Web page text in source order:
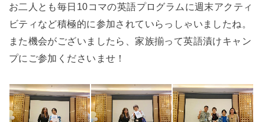
お二人とも毎日10コマの英語プログラムに週末アクティ
ビティなど積極的に参加されていらっしゃいましたね。
また機会がございましたら、家族揃って英語漬けキャン
プにご参加くださいませ！